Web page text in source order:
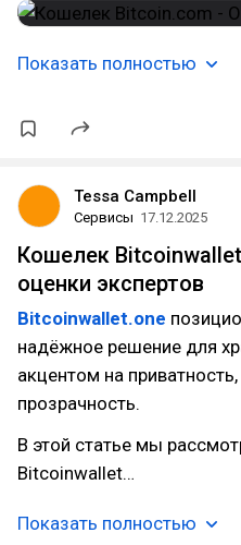
Показать полностью
Tessa Campbell
Сервисы 17.12.2025
Кошелек
оценки экспертов
Bitcoinwallet.one
надёжное решение для
акцентом на
прозрачность.
В этой статье мы
Bitcoinwallet…
Показать полностью